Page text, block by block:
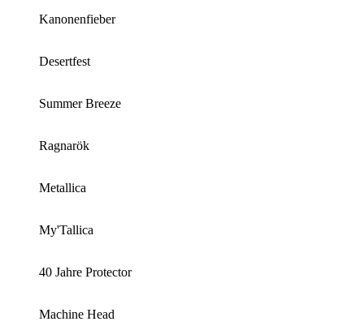
Kanonenfieber
Desertfest
Summer Breeze
Ragnarök
Metallica
My'Tallica
40 Jahre Protector
Machine Head